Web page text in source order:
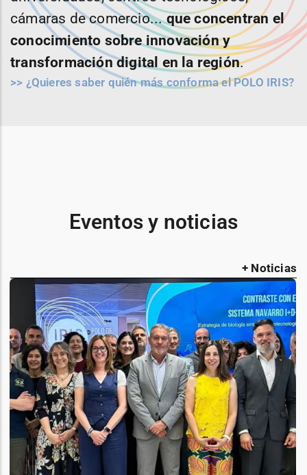
cámaras de comercio...que concentran el
conocimiento sobre innovación y
transformación digital en la región.
>> ¿Quieres saber quién más conforma el POLO IRIS?
Eventos y noticias
+ Noticias